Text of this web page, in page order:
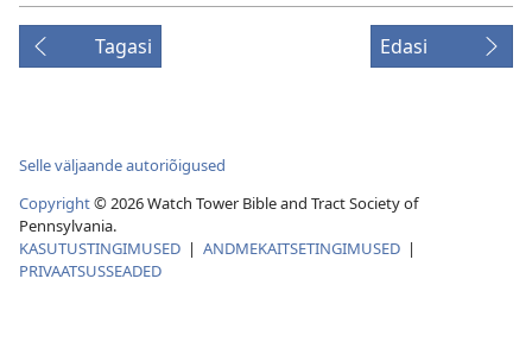
Tagasi Edasi
Selle väljaande autoriõigused
Copyright© 2026 Watch Tower Bible and Tract Society of
Pennsylvania.
KASUTUSTINGIMUSED | ANDMEKAITSETINGIMUSED |
PRIVAATSUSSEADED